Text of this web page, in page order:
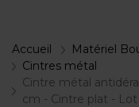
Accueil Matériel
Cintres métal
Cintre métal
cm - Cintre plat -